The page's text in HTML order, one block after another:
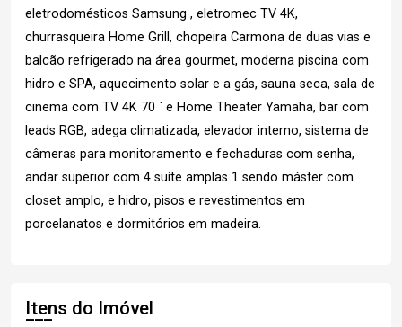
eletrodomésticos Samsung , eletromec TV 4K,
churrasqueira Home Grill, chopeira Carmona de duas vias e
balcão refrigerado na área gourmet, moderna piscina com
hidro e SPA, aquecimento solar e a gás, sauna seca, sala de
cinema com TV 4K 70 ` e Home Theater Yamaha, bar com
leads RGB, adega climatizada, elevador interno, sistema de
câmeras para monitoramento e fechaduras com senha,
andar superior com 4 suíte amplas 1 sendo máster com
closet amplo, e hidro, pisos e revestimentos em
porcelanatos e dormitórios em madeira.
Itens do Imóvel